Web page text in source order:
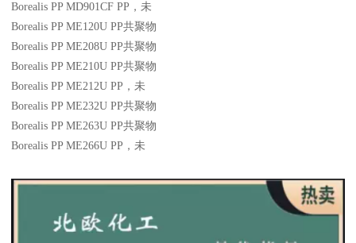
Borealis PP MD901CF PP ，未
Borealis PP ME120U PP共聚物
Borealis PP ME208U PP共聚物
Borealis PP ME210U PP共聚物
Borealis PP ME212U PP ，未
Borealis PP ME232U PP共聚物
Borealis PP ME263U PP共聚物
Borealis PP ME266U PP ，未